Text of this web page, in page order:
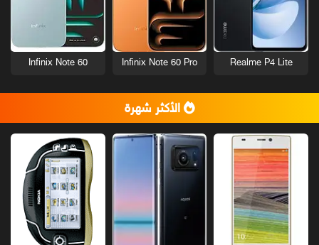
Realme P4 Lite
Infinix Note 60 Pro
Infinix Note 60
الأكثر شهرة